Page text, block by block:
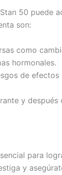
50 puede
son:
como
hormonales.
de efectos
y
para
y